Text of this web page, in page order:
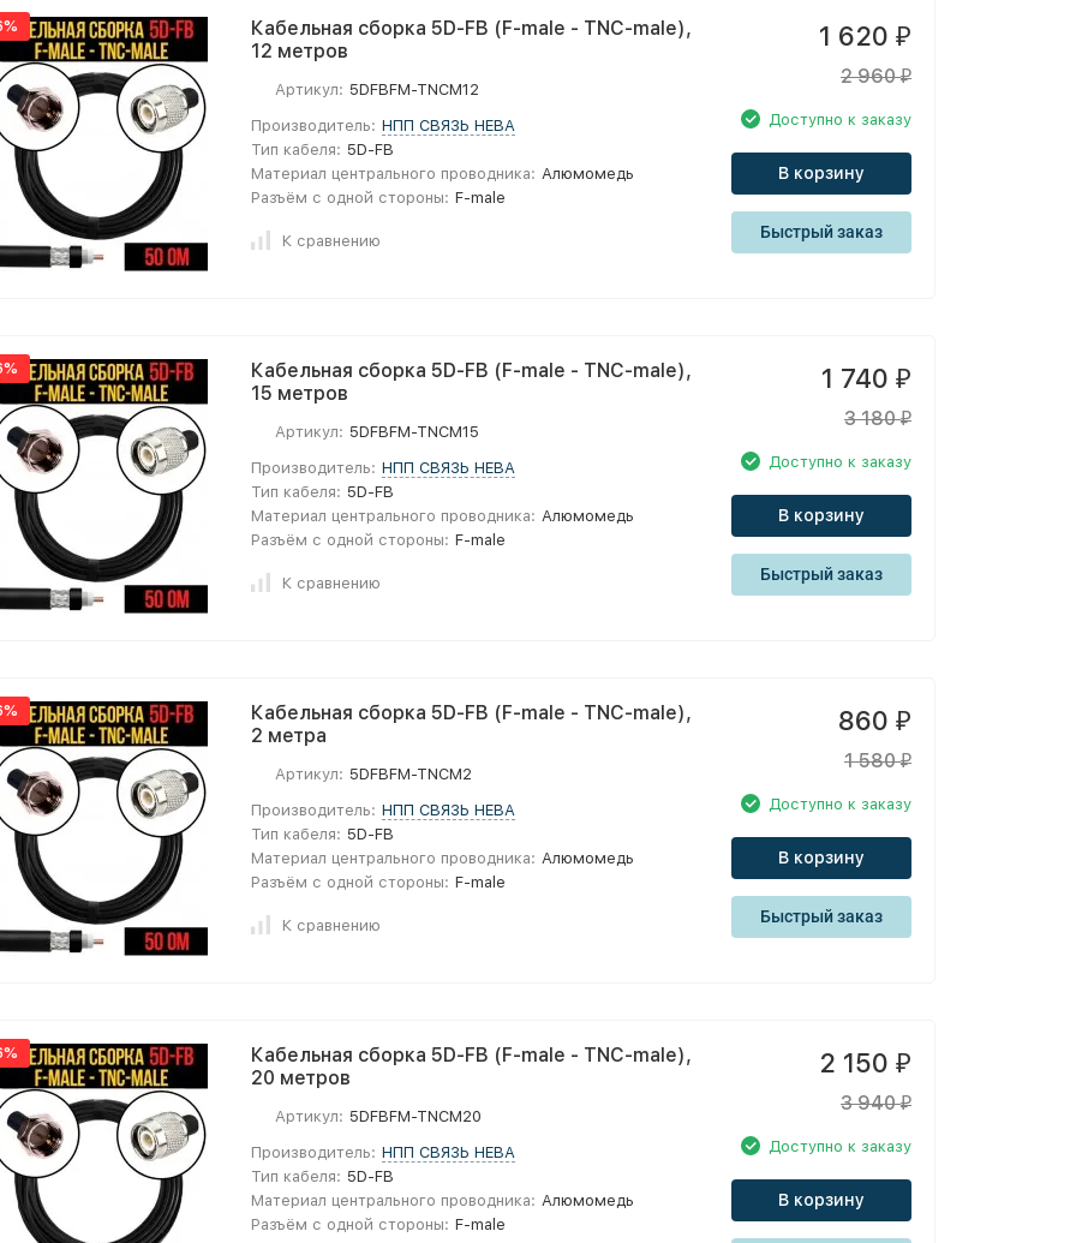
Кабельная сборка 5D-FB (F-male - TNC-male),
12 метров
Артикул: 5DFBFM-TNCM12
Производитель: НПП СВЯЗЬ НЕВА
Тип кабеля: 5D-FB
Материал центрального проводника: Алюмомедь
Разъём с одной стороны: F-male
К сравнению
1 620 ₽
2 960₽
Доступно к заказу
В корзину
Быстрый заказ
Кабельная сборка 5D-FB (F-male - TNC-male),
15 метров
Артикул: 5DFBFM-TNCM15
Производитель: НПП СВЯЗЬ НЕВА
Тип кабеля: 5D-FB
Материал центрального проводника: Алюмомедь
Разъём с одной стороны: F-male
К сравнению
1 740 ₽
3 180₽
Доступно к заказу
В корзину
Быстрый заказ
Кабельная сборка 5D-FB (F-male - TNC-male),
2 метра
Артикул: 5DFBFM-TNCM2
Производитель: НПП СВЯЗЬ НЕВА
Тип кабеля: 5D-FB
Материал центрального проводника: Алюмомедь
Разъём с одной стороны: F-male
К сравнению
860 ₽
1 580₽
Доступно к заказу
В корзину
Быстрый заказ
Кабельная сборка 5D-FB (F-male - TNC-male),
20 метров
Артикул: 5DFBFM-TNCM20
Производитель: НПП СВЯЗЬ НЕВА
Тип кабеля: 5D-FB
Материал центрального проводника: Алюмомедь
Разъём с одной стороны: F-male
2 150 ₽
3 940₽
Доступно к заказу
В корзину